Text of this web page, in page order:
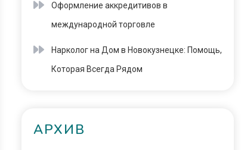
Оформление аккредитивов в
международной торговле
Нарколог на Дом в Новокузнецке: Помощь,
Которая Всегда Рядом
АРХИВ